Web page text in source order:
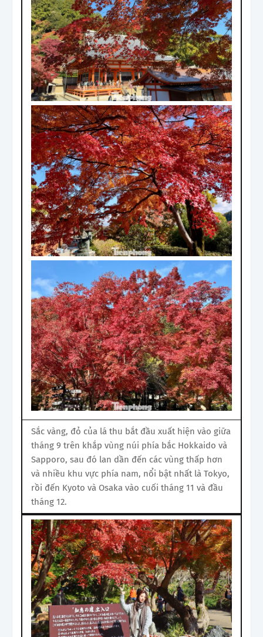
Sắc vàng, đỏ của lá thu bắt đầu xuất hiện vào giữa
tháng 9 trên khắp vùng núi phía bắc Hokkaido và
Sapporo, sau đó lan dần đến các vùng thấp hơn
và nhiều khu vực phía nam, nổi bật nhất là Tokyo,
rồi đến Kyoto và Osaka vào cuối tháng 11 và đầu
tháng 12.